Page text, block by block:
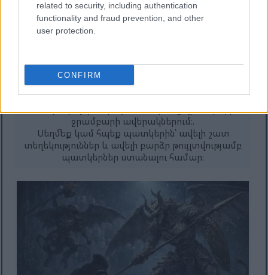
related to security, including authentication
functionality and fraud prevention, and other
user protection.
CONFIRM
Անիմե ոճի արվեստ՝ Սև դանակի զրահով
մթագնվածների պատկերով, որոնք դեմ առ դեմ են
կանգնած երկու հսկայական քաջարի գարգուլների
ջրամբարի ավերակներում։.
Սեղմեք կամ հպեք պատկերին՝ ավելի շատ
տեղեկություններ և ավելի բարձր թույլտվությամբ
պատկերներ ստանալու համար։